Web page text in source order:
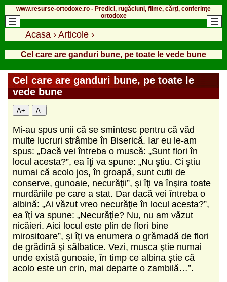
www.resurse-ortodoxe.ro - Predici, rugăciuni, filme, cărți, conferințe
ortodoxe
Acasa › Articole ›
Cel care are ganduri bune, pe toate le vede bune
Cel care are ganduri bune, pe toate le
vede bune
A+ A-
Mi-au spus unii că se smintesc pentru că văd
multe lucruri strâmbe în Biserică. Iar eu le-am
spus: „Dacă vei întreba o muscă: „Sunt flori în
locul acesta?”, ea îţi va spune: „Nu ştiu. Ci ştiu
numai că acolo jos, în groapă, sunt cutii de
conserve, gunoaie, necurăţii”, şi îţi va înşira toate
murdăriile pe care a stat. Dar dacă vei întreba o
albină: „Ai văzut vreo necurăţie în locul acesta?”,
ea îţi va spune: „Necurăţie? Nu, nu am văzut
nicăieri. Aici locul este plin de flori bine
mirositoare”, şi îţi va enumera o grămadă de flori
de grădină şi sălbatice. Vezi, musca ştie numai
unde există gunoaie, în timp ce albina ştie că
acolo este un crin, mai departe o zambilă…”.